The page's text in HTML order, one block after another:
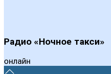
Радио «Ночное такси»
онлайн